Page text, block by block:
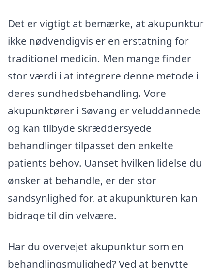
Det er vigtigt at bemærke, at akupunktur
ikke nødvendigvis er en erstatning for
traditionel medicin. Men mange finder
stor værdi i at integrere denne metode i
deres sundhedsbehandling. Vore
akupunktører i Søvang er veluddannede
og kan tilbyde skræddersyede
behandlinger tilpasset den enkelte
patients behov. Uanset hvilken lidelse du
ønsker at behandle, er der stor
sandsynlighed for, at akupunkturen kan
bidrage til din velvære.
Har du overvejet akupunktur som en
behandlingsmulighed? Ved at benytte